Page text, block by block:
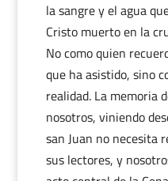
la sangre y el agua
Cristo muerto en la
No como quien
que ha asistido, sino
realidad. La memoria
nosotros, viniendo
san Juan no necesita
sus lectores, y